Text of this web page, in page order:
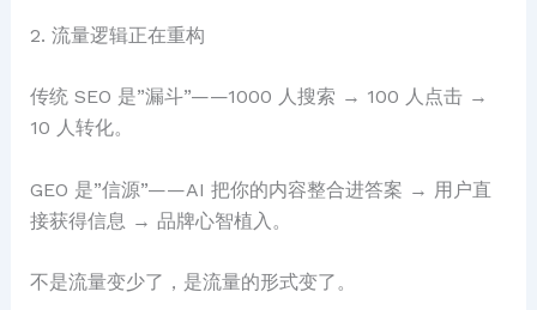
2. 流量逻辑正在重构
传统 SEO 是”漏斗”——1000 人搜索 → 100 人点击 →
10 人转化。
GEO 是”信源”——AI 把你的内容整合进答案 → 用户直
接获得信息 → 品牌心智植入。
不是流量变少了，是流量的形式变了。